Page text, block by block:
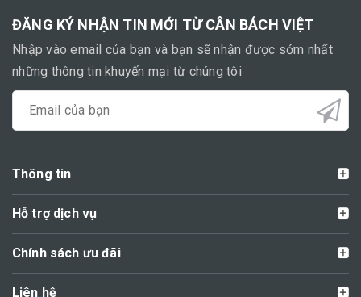
ĐĂNG KÝ NHẬN TIN MỚI TỪ CÂN BÁCH VIỆT
Nhập vào email của bạn và bạn sẽ nhận được sớm nhất
những thông tin khuyến mại từ chúng tôi
Thông tin
Hỗ trợ dịch vụ
Chính sách ưu đãi
Liên hệ